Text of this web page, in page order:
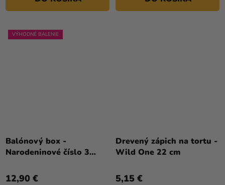
VÝHODNÉ BALENIE
Balónový box -
Narodeninové číslo 3
12,90 €
Drevený zápich na tortu -
Wild One 22 cm
5,15 €